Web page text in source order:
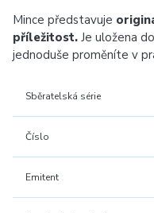
Mince představuje
příležitost. Je uložena do
jednoduše proměníte v
Sběratelská série
Číslo
Emitent